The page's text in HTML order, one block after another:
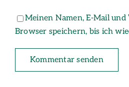
Meinen Namen, E-Mail und
Browser speichern, bis ich